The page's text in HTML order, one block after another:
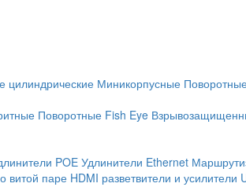
цилиндрические Миникорпусные
Поворотные Fish Eye
POE Удлинители Ethernet
витой паре HDMI разветвители и усилители